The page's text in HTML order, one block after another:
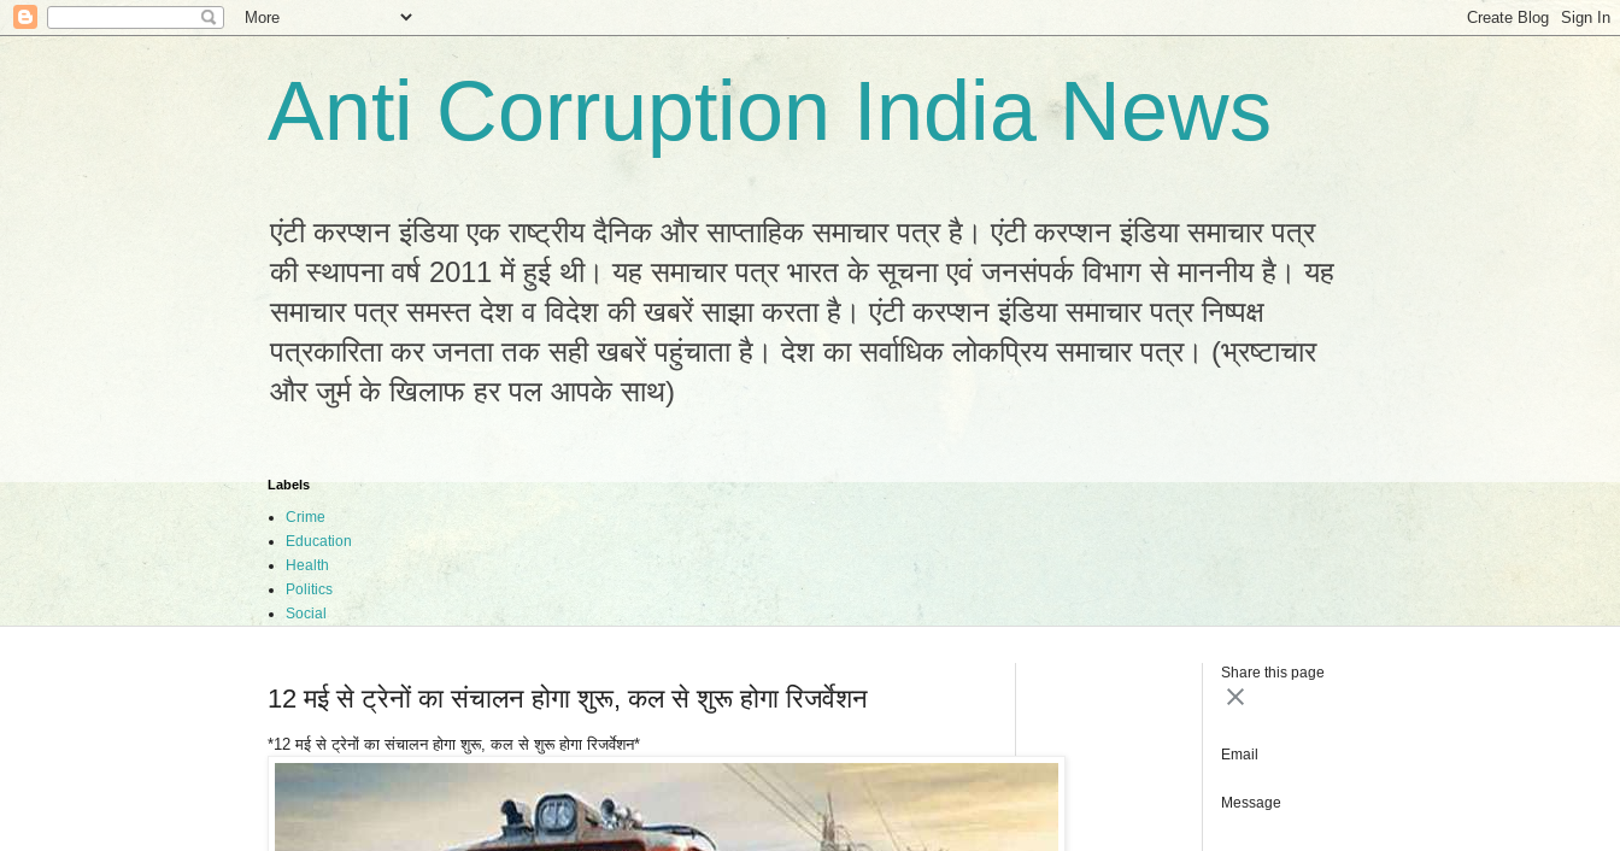
Anti Corruption India News
एंटी करप्शन इंडिया एक राष्ट्रीय दैनिक और साप्ताहिक समाचार पत्र है। एंटी करप्शन इंडिया समाचार पत्र
की स्थापना वर्ष 2011 में हुई थी। यह समाचार पत्र भारत के सूचना एवं जनसंपर्क विभाग से माननीय है। यह
समाचार पत्र समस्त देश व विदेश की खबरें साझा करता है। एंटी करप्शन इंडिया समाचार पत्र निष्पक्ष
पत्रकारिता कर जनता तक सही खबरें पहुंचाता है। देश का सर्वाधिक लोकप्रिय समाचार पत्र। (भ्रष्टाचार
और जुर्म के खिलाफ हर पल आपके साथ)
Labels
Crime
Education
Health
Politics
Social
12 मई से ट्रेनों का संचालन होगा शुरू, कल से शुरू होगा रिजर्वेशन
*12 मई से ट्रेनों का संचालन होगा शुरू, कल से शुरू होगा रिजर्वेशन*
Share this page
Email
Message